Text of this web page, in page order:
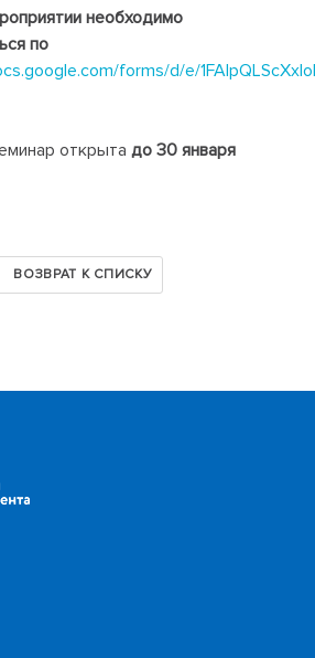
необходимо
по
forms/d/e/
открытадо 30 января
ВОЗВРАТ К СПИСКУ